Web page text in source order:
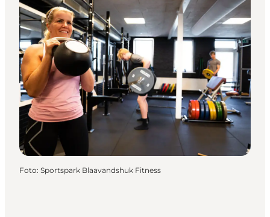
Foto: Sportspark Blaavandshuk Fitness